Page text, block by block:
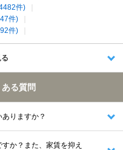
件)
件)
件)
件)
)
)
四條畷市(373件)
る質問
りますか？
か？また、家賃を抑え